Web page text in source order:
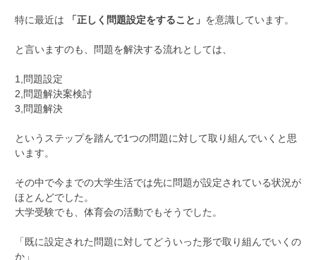
特に最近は 「正しく問題設定をすること」 を意識しています。
と言いますのも、問題を解決する流れとしては、
1,問題設定
2,問題解決案検討
3,問題解決
というステップを踏んで1つの問題に対して取り組んでいくと思
います。
その中で今までの大学生活では先に問題が設定されている状況が
ほとんどでした。
大学受験でも、体育会の活動でもそうでした。
「既に設定された問題に対してどういった形で取り組んでいくの
か」